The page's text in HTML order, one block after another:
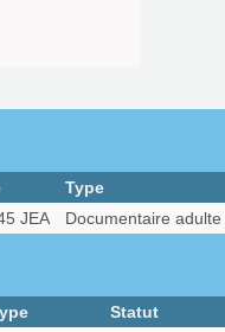
Type
JEA Documentaire adulte
Statut